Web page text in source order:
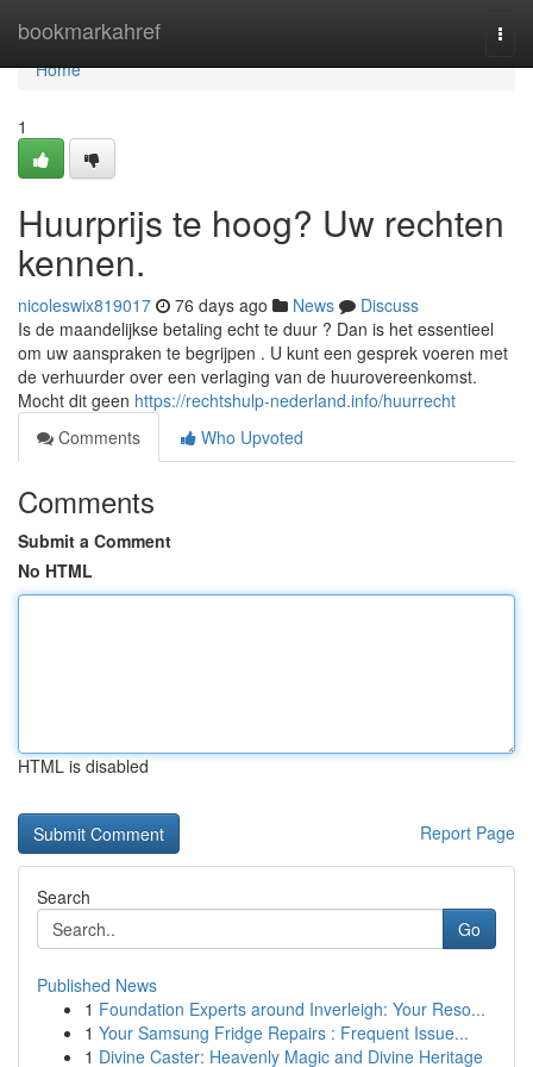
bookmarkahref
Home
Home
1
Huurprijs te hoog? Uw rechten
kennen.
nicoleswix819017 76 days ago News
Discuss
Is de maandelijkse betaling echt te duur ? Dan is het essentieel
om uw aanspraken te begrijpen . U kunt een gesprek voeren met
de verhuurder over een verlaging van de huurovereenkomst.
Mocht dit geen https://rechtshulp-nederland.info/huurrecht
Comments
Who Upvoted
Comments
Submit a Comment
No HTML
HTML is disabled
Report Page
Search
Go
Published News
1 Foundation Experts around Inverleigh: Your Reso...
1 Your Samsung Fridge Repairs : Frequent Issue...
1 Divine Caster: Heavenly Magic and Divine Heritage